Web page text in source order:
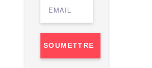
SOUMETTRE